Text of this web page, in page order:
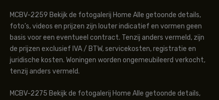
MCBV-2259 Bekijk de fotogalerij Home Alle getoonde details,
foto’s, videos en prijzen zijn louter indicatief en vormen geen
basis voor een eventueel contract. Tenzij anders vermeld, zijn
de prijzen exclusief IVA / BTW, servicekosten, registratie en
juridische kosten. Woningen worden ongemeubileerd verkocht,
tenzij anders vermeld.
MCBV-2275 Bekijk de fotogalerij Home Alle getoonde details,